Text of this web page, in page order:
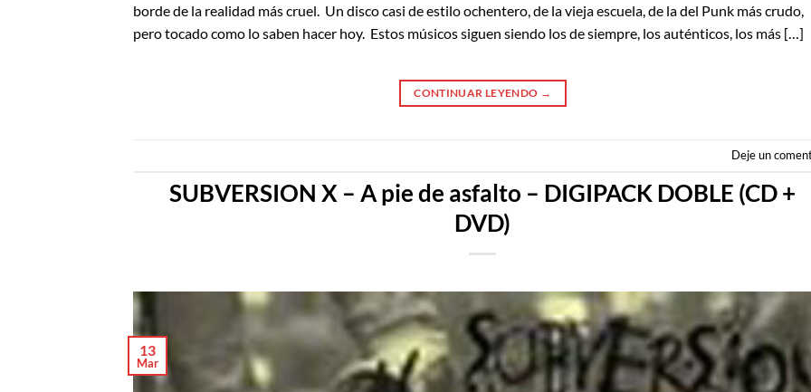
borde de la realidad más cruel. Un disco casi de estilo ochentero, de la vieja escuela, de la del Punk más crudo,
pero tocado como lo saben hacer hoy. Estos músicos siguen siendo los de siempre, los auténticos, los más […]
CONTINUAR LEYENDO →
Deje un
SUBVERSION X – A pie de asfalto – DIGIPACK DOBLE (CD +
DVD)
13
Mar